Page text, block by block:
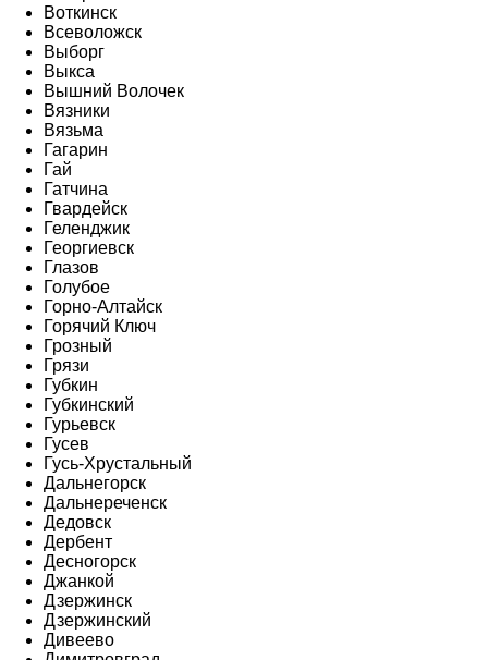
Воткинск
Всеволожск
Выборг
Выкса
Вышний Волочек
Вязники
Вязьма
Гагарин
Гай
Гатчина
Гвардейск
Геленджик
Георгиевск
Глазов
Голубое
Горно-Алтайск
Горячий Ключ
Грозный
Грязи
Губкин
Губкинский
Гурьевск
Гусев
Гусь-Хрустальный
Дальнегорск
Дальнереченск
Дедовск
Дербент
Десногорск
Джанкой
Дзержинск
Дзержинский
Дивеево